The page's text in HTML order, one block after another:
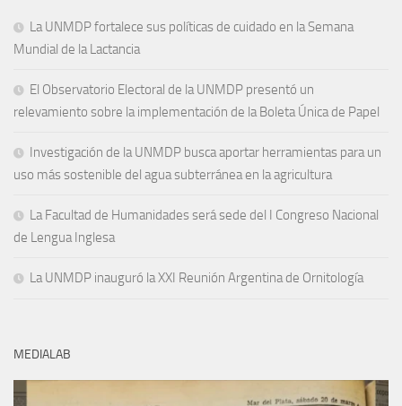
La UNMDP fortalece sus políticas de cuidado en la Semana
Mundial de la Lactancia
El Observatorio Electoral de la UNMDP presentó un
relevamiento sobre la implementación de la Boleta Única de Papel
Investigación de la UNMDP busca aportar herramientas para un
uso más sostenible del agua subterránea en la agricultura
La Facultad de Humanidades será sede del I Congreso Nacional
de Lengua Inglesa
La UNMDP inauguró la XXI Reunión Argentina de Ornitología
MEDIALAB